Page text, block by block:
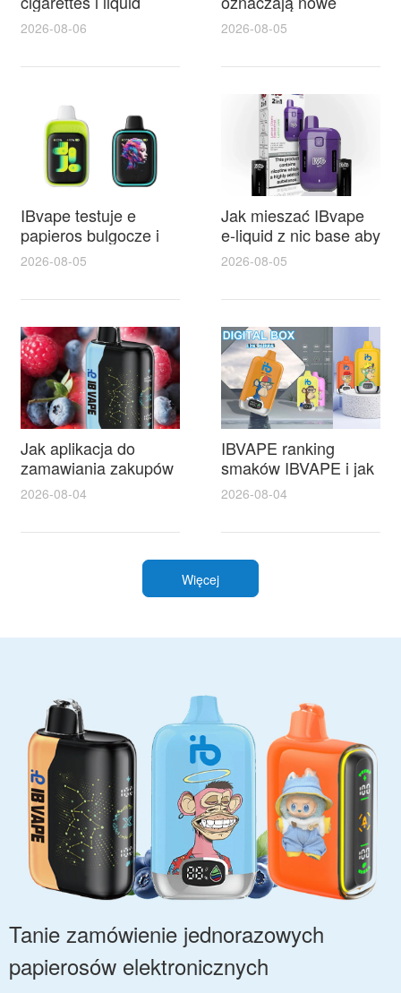
kawa dla
wybór smaków, mocy
2026-08-06
przepisy tpd lublin i
użytkownicy powinni
2026-08-05
IBvape testuje e
papieros bulgocze i
wyjaśnia, dlaczego
IBvape zdobywa
popularność wśród
2026-08-05
Jak mieszać IBvape
e-liquid z nic base aby
uzyskać najlepszy
smak
2026-08-05
Jak aplikacja do
zamawiania zakupów
w IBVape Shop
ułatwia szybkie
zakupy i realne
2026-08-04
IBVAPE ranking
smaków IBVAPE i jak
wybrać najlepszy
tytoń do sziszy
2026-08-04
Więcej
Tanie zamówienie jednorazowych
papierosów elektronicznych